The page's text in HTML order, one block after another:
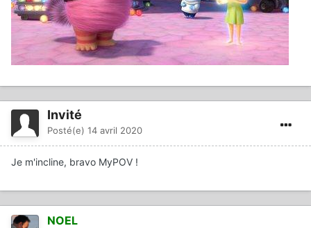
Invité
Posté(e) 14 avril 2020
Je m'incline, bravo MyPOV !
NOEL